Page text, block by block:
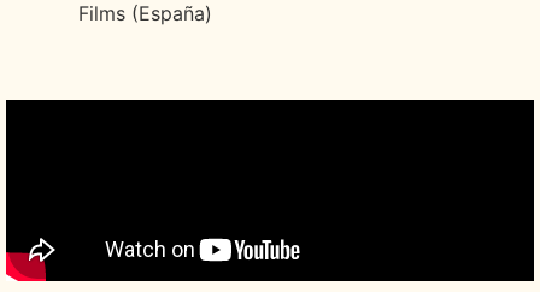
Films (España)